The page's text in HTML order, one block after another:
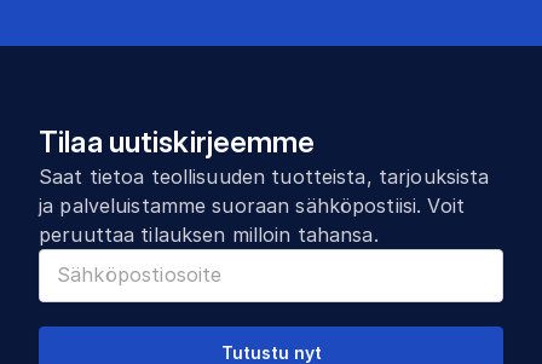
Tilaa uutiskirjeemme
Saat tietoa teollisuuden tuotteista, tarjouksista
ja palveluistamme suoraan sähköpostiisi. Voit
peruuttaa tilauksen milloin tahansa.
Tutustu nyt